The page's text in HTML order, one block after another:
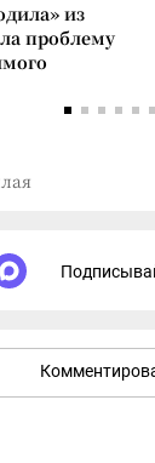
из
проблему